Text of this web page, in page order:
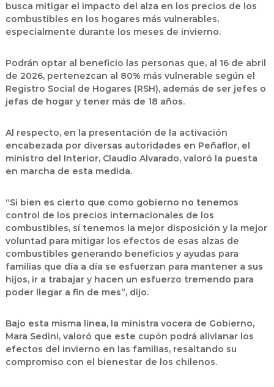
busca mitigar el impacto del alza en los precios de los
combustibles en los hogares más vulnerables,
especialmente durante los meses de invierno.
Podrán optar al beneficio las personas que, al 16 de abril
de 2026, pertenezcan al 80% más vulnerable según el
Registro Social de Hogares (RSH), además de ser jefes o
jefas de hogar y tener más de 18 años.
Al respecto, en la presentación de la activación
encabezada por diversas autoridades en Peñaflor, el
ministro del Interior, Claudio Alvarado, valoró la puesta
en marcha de esta medida.
“Si bien es cierto que como gobierno no tenemos
control de los precios internacionales de los
combustibles, sí tenemos la mejor disposición y la mejor
voluntad para mitigar los efectos de esas alzas de
combustibles generando beneficios y ayudas para
familias que día a día se esfuerzan para mantener a sus
hijos, ir a trabajar y hacen un esfuerzo tremendo para
poder llegar a fin de mes”, dijo.
Bajo esta misma línea, la ministra vocera de Gobierno,
Mara Sedini, valoró que este cupón podrá alivianar los
efectos del invierno en las familias, resaltando su
compromiso con el bienestar de los chilenos.